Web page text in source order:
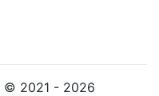
© 2021 - 2026